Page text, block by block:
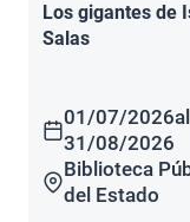
Los gigantes de
Salas
01/07/2026al
31/08/2026
Biblioteca
del Estado